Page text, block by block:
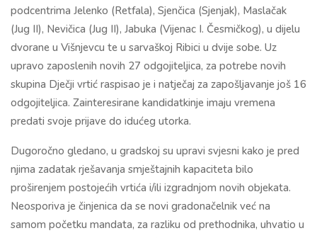
podcentrima Jelenko (Retfala), Sjenčica (Sjenjak), Maslačak
(Jug II), Nevičica (Jug II), Jabuka (Vijenac I. Česmičkog), u dijelu
dvorane u Višnjevcu te u sarvaškoj Ribici u dvije sobe. Uz
upravo zaposlenih novih 27 odgojiteljica, za potrebe novih
skupina Dječji vrtić raspisao je i natječaj za zapošljavanje još 16
odgojiteljica. Zainteresirane kandidatkinje imaju vremena
predati svoje prijave do idućeg utorka.
Dugoročno gledano, u gradskoj su upravi svjesni kako je pred
njima zadatak rješavanja smještajnih kapaciteta bilo
proširenjem postojećih vrtića i/ili izgradnjom novih objekata.
Neosporiva je činjenica da se novi gradonačelnik već na
samom početku mandata, za razliku od prethodnika, uhvatio u